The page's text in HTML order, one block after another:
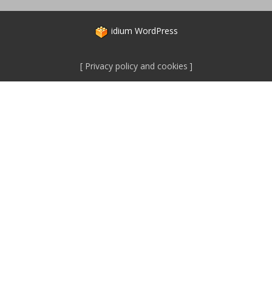
idium WordPress
Privacy policy and cookies